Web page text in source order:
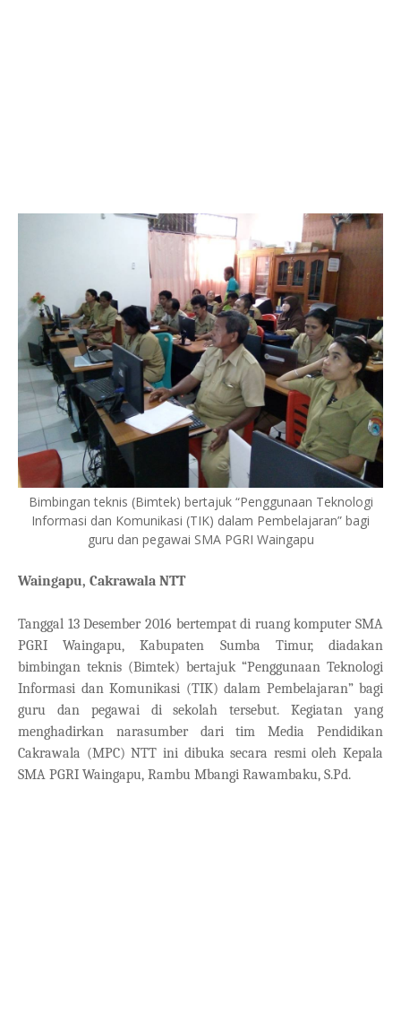
Bimbingan teknis (Bimtek) bertajuk “Penggunaan Teknologi
Informasi dan Komunikasi (TIK) dalam Pembelajaran” bagi
guru dan pegawai SMA PGRI Waingapu
Waingapu, Cakrawala NTT
Tanggal 13 Desember 2016 bertempat di ruang komputer SMA
PGRI Waingapu, Kabupaten Sumba Timur, diadakan
bimbingan teknis (Bimtek) bertajuk “Penggunaan Teknologi
Informasi dan Komunikasi (TIK) dalam Pembelajaran” bagi
guru dan pegawai di sekolah tersebut. Kegiatan yang
menghadirkan narasumber dari tim Media Pendidikan
Cakrawala (MPC) NTT ini dibuka secara resmi oleh Kepala
SMA PGRI Waingapu, Rambu Mbangi Rawambaku, S.Pd.